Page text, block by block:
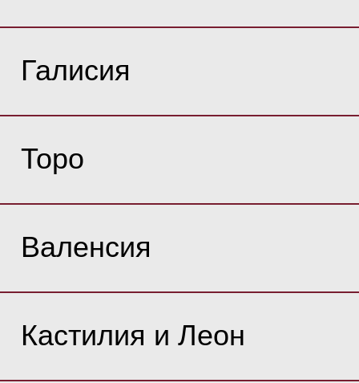
Галисия
Торо
Валенсия
Кастилия и Леон